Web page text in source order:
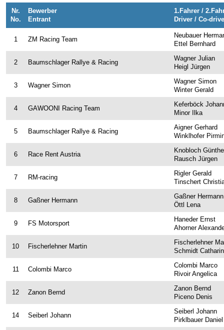
Nennliste
Streckenplan
Online-Ticketshop
Tickets
Rallye-Journal
Zimmernachweis
PRESSE
Pressemeldungen
Medienpartner
Akkreditierung
Streckenplan
Rallyeshop
Online-Ticketshop
Nr.
No.
Bewerber
Entrant
1.Fahrer /
Driver / Co-
1 ZM Racing Team
Neubauer
Ettel Bernhard
2 Baumschlager Rallye & Racing
Wagner Julian
Heigl Jürgen
3 Wagner Simon
Wagner Simon
Winter Gerald
4 GAWOONI Racing Team
Keferböck
Minor Ilka
5 Baumschlager Rallye & Racing
Aigner Gerhard
Winklhofer
6 Race Rent Austria
Knobloch
Rausch Jürgen
7 RM-racing
Rigler Gerald
Tinschert
8 Gaßner Hermann
Gaßner Hermann
Öttl Lena
9 FS Motorsport
Haneder Ernst
Ahorner
10 Fischerlehner Martin
Fischerlehner
Schmidt
11 Colombi Marco
Colombi Marco
Rivoir Angelica
12 Zanon Bernd
Zanon Bernd
Piceno Denis
14 Seiberl Johann
Seiberl Johann
Pirklbauer Daniel